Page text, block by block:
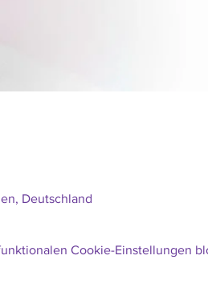
Deutschland
Cookie-Einstellungen